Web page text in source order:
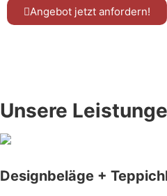
Angebot jetzt anfordern!
Unsere
Designbeläge +